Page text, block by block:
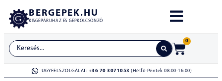
BERGEPEK.HU
KISGÉPÁRUHÁZ ÉS GÉPKÖLCSÖNZŐ
0
ÜGYFÉLSZOLGÁLAT: +36 70 3071053 (Hétfő-Péntek 08:00-16:00)